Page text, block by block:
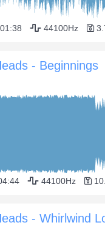
44100Hz
- Beginnings
44100Hz
- Whirlwind